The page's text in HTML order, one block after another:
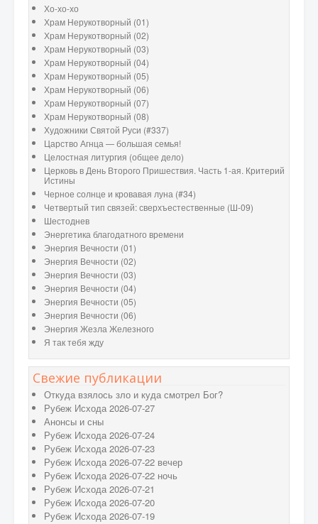
Хо-хо-хо
Храм Нерукотворный (01)
Храм Нерукотворный (02)
Храм Нерукотворный (03)
Храм Нерукотворный (04)
Храм Нерукотворный (05)
Храм Нерукотворный (06)
Храм Нерукотворный (07)
Храм Нерукотворный (08)
Художники Святой Руси (#337)
Царство Агнца — большая семья!
Целостная литургия (общее дело)
Церковь в День Второго Пришествия. Часть 1-ая. Критерий
Истины
Черное солнце и кровавая луна (#34)
Четвертый тип связей: сверхъестественные (Ш-09)
Шестоднев
Энергетика благодатного времени
Энергия Вечности (01)
Энергия Вечности (02)
Энергия Вечности (03)
Энергия Вечности (04)
Энергия Вечности (05)
Энергия Вечности (06)
Энергия Жезла Железного
Я так тебя жду
Свежие публикации
Откуда взялось зло и куда смотрел Бог?
Рубеж Исхода 2026-07-27
Анонсы и сны
Рубеж Исхода 2026-07-24
Рубеж Исхода 2026-07-23
Рубеж Исхода 2026-07-22 вечер
Рубеж Исхода 2026-07-22 ночь
Рубеж Исхода 2026-07-21
Рубеж Исхода 2026-07-20
Рубеж Исхода 2026-07-19